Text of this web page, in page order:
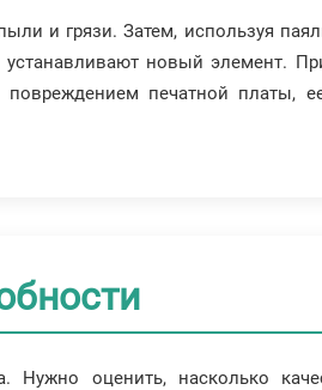
и грязи. Затем, используя
новый элемент.
повреждением печатной
Нужно оценить, насколько